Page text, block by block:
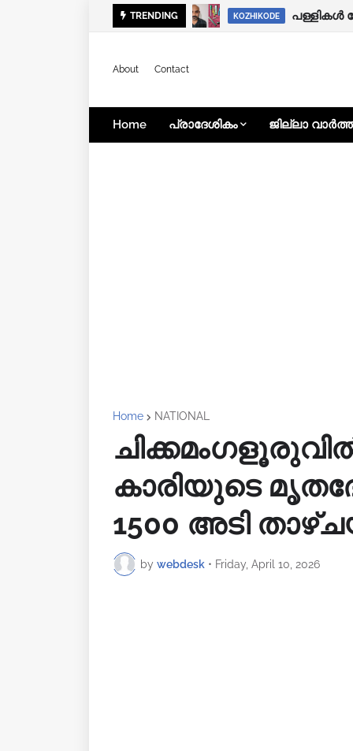
TRENDING KOZHIKODE പള്ളികൾ
KOZHIKODE കനത്ത
About Contact
Home പ്രാദേശികം ജില്ലാ
Home NATIONAL
കാരിയുടെ
1500 അടി
by webdesk • Friday, April 10, 2026